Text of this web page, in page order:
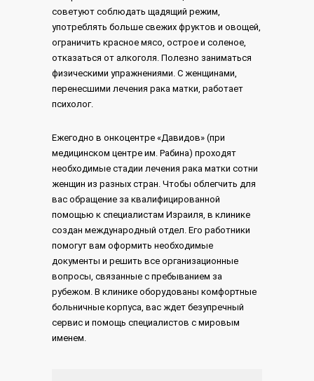
советуют соблюдать щадящий режим,
употреблять больше свежих фруктов и овощей,
ограничить красное мясо, острое и соленое,
отказаться от алкоголя. Полезно заниматься
физическими упражнениями. С женщинами,
перенесшими лечения рака матки, работает
психолог.
Ежегодно в онкоцентре «Давидов» (при
медицинском центре им. Рабина) проходят
необходимые стадии лечения рака матки сотни
женщин из разных стран. Чтобы облегчить для
вас обращение за квалифицированной
помощью к специалистам Израиля, в клинике
создан международный отдел. Его работники
помогут вам оформить необходимые
документы и решить все организационные
вопросы, связанные с пребыванием за
рубежом. В клинике оборудованы комфортные
больничные корпуса, вас ждет безупречный
сервис и помощь специалистов с мировым
именем.